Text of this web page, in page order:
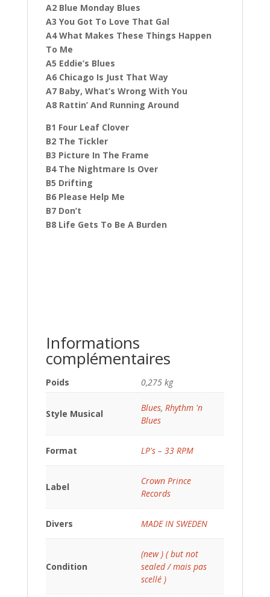
A2 Blue Monday Blues
A3 You Got To Love That Gal
A4 What Makes These Things Happen
To Me
A5 Eddie’s Blues
A6 Chicago Is Just That Way
A7 Baby, What’s Wrong With You
A8 Rattin’ And Running Around
B1 Four Leaf Clover
B2 The Tickler
B3 Picture In The Frame
B4 The Nightmare Is Over
B5 Drifting
B6 Please Help Me
B7 Don’t
B8 Life Gets To Be A Burden
Informations
complémentaires
Poids 0,275 kg
Style Musical
Blues, Rhythm 'n
Blues
Format LP's – 33 RPM
Label
Crown Prince
Records
Divers MADE IN SWEDEN
Condition
(new ) ( but not
sealed / mais pas
scellé )